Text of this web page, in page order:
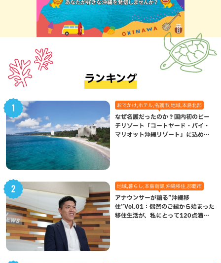
ランキング
おでかけ,ホテル,名護市,地域,本島北部
なぜ名護だったのか？国内初のビー
チリゾート「コートヤード・バイ・
マリオット沖縄リゾート」に込めら
地域,暮らし,本島南部,沖縄移住,那覇市
アナウンサーが語る”沖縄移
住”Vol.01：偶然のご縁から始まった
移住生活が、私にとって120点満点